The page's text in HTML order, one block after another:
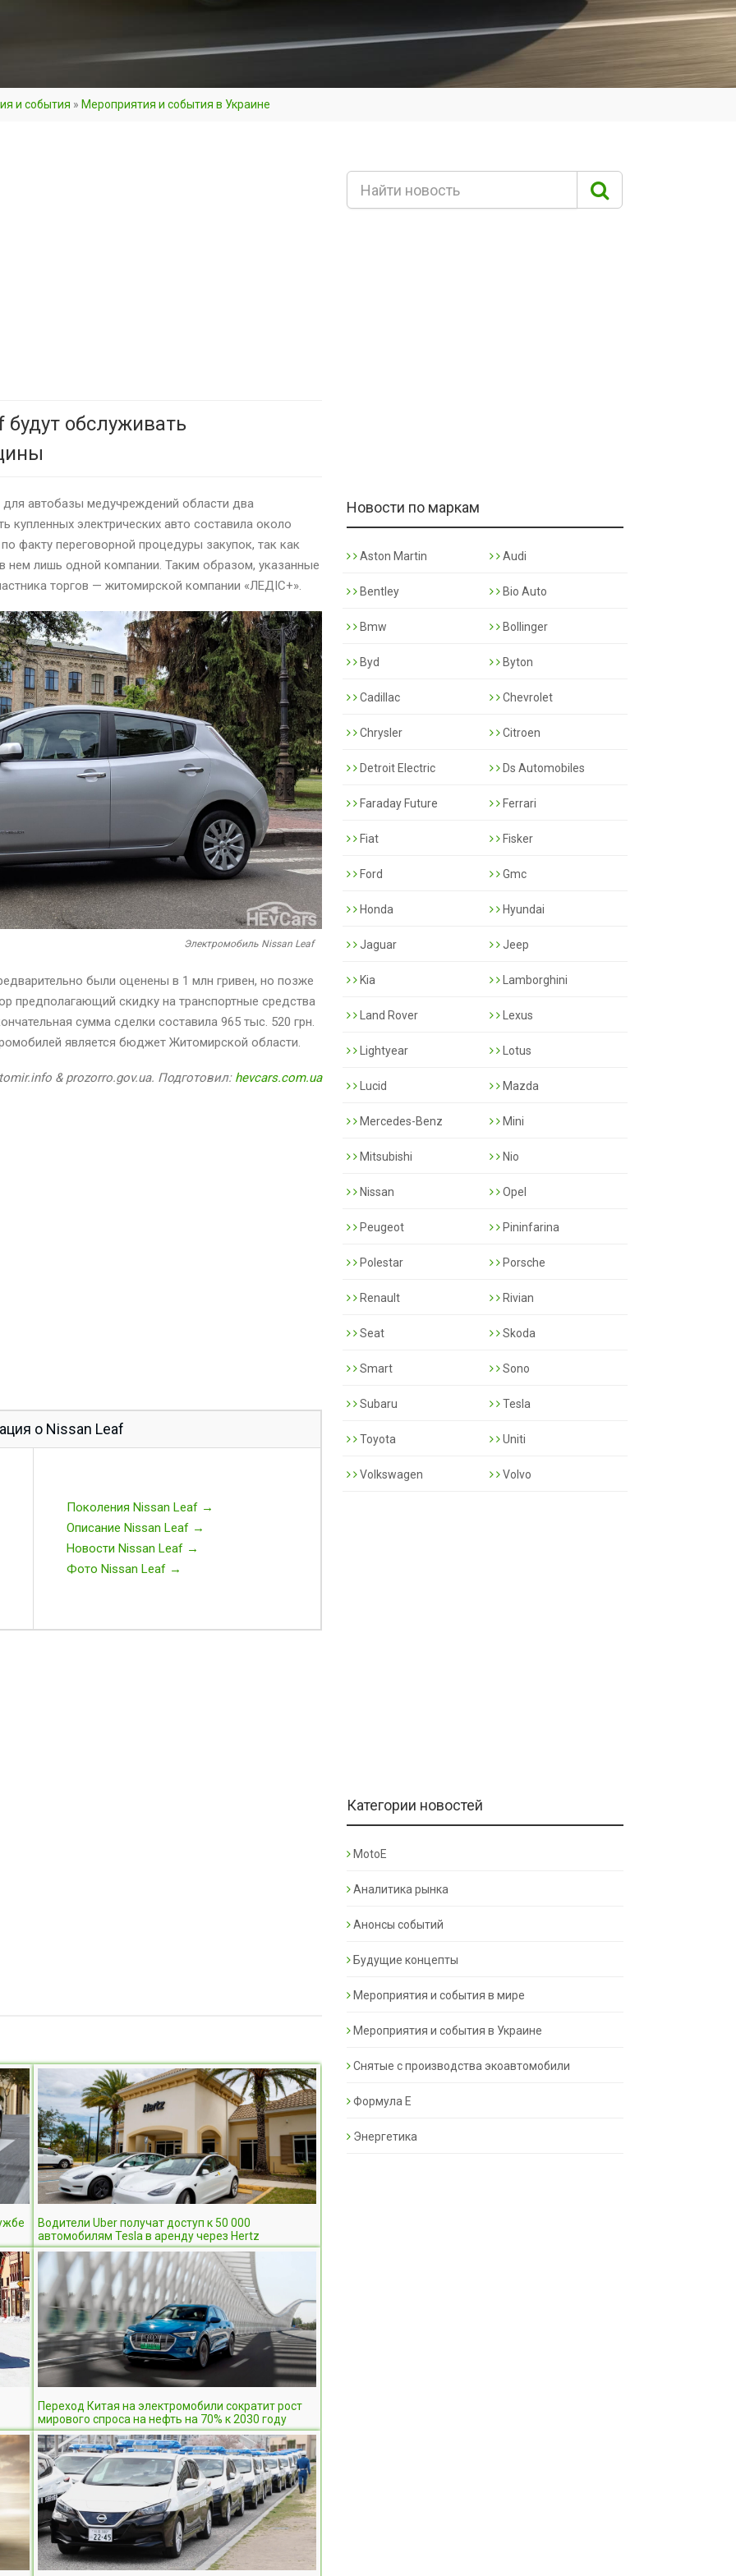
и события » Мероприятия и события в Украине
обслуживать
автобазы медучреждений области два
купленных электрических авто составила около
факту переговорной процедуры закупок, так как
нем лишь одной компании. Таким образом, указанные
торгов — житомирской компании «ЛЕДІС+».
Электромобиль Nissan Leaf
были оценены в 1 млн гривен, но позже
предполагающий скидку на транспортные средства
сумма сделки составила 965 тыс. 520 грн.
является бюджет Житомирской области.
& prozorro.gov.ua. Подготовил: hevcars.com.ua
о Nissan Leaf
Поколения Nissan Leaf →
Описание Nissan Leaf →
Новости Nissan Leaf →
Фото Nissan Leaf →
Водители Uber получат доступ к 50 000
автомобилям Tesla в аренду через Hertz
Переход Китая на электромобили сократит рост
мирового спроса на нефть на 70% к 2030 году
Новости по маркам
Aston Martin Audi
Bentley Bio Auto
Bmw Bollinger
Byd Byton
Cadillac Chevrolet
Chrysler Citroen
Detroit Electric Ds Automobiles
Faraday Future Ferrari
Fiat Fisker
Ford Gmc
Honda Hyundai
Jaguar Jeep
Kia Lamborghini
Land Rover Lexus
Lightyear Lotus
Lucid Mazda
Mercedes-Benz Mini
Mitsubishi Nio
Nissan Opel
Peugeot Pininfarina
Polestar Porsche
Renault Rivian
Seat Skoda
Smart Sono
Subaru Tesla
Toyota Uniti
Volkswagen Volvo
Категории новостей
MotoE
Аналитика рынка
Анонсы событий
Будущие концепты
Мероприятия и события в мире
Мероприятия и события в Украине
Снятые с производства экоавтомобили
Формула Е
Энергетика